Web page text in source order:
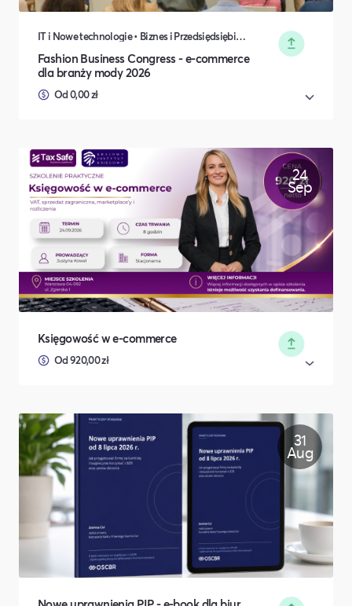
IT i Nowe technologie • Biznes i Przedsiędsiębiorczość
Fashion Business Congress - e-commerce
dla branży mody 2026
Od 0,00 zł
24
Sep
Księgowość w e-commerce
Od 920,00 zł
31
Aug